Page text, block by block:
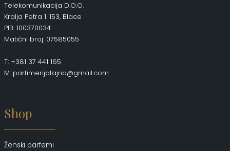
Telekomunikacija D.O.O.
Kralja Petra 1. 153, Blace
PIB: 100370034
Matični broj: 07585055
T: +381 37 441 165
M: parfimerijatajna@gmail.com
Shop
Ženski parfemi